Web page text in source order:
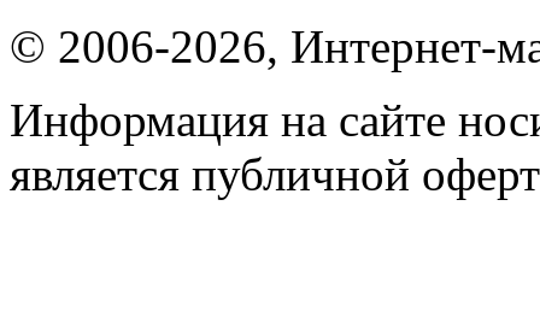
© 2006-2026, Интернет-
Информация на сайте
является публичной